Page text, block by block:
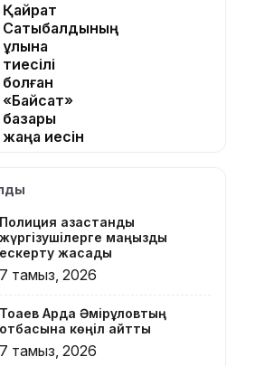
Қайрат
Сатыбалдының
ұлына
тиесілі
болған
«Байсат»
базары
жаңа иесін
Қарағандада
бар жейде
киген
жолаушы
қызу
түсті
Президент
Полиция қазақстандық
жүргізушілерге маңызды
ескерту жасады
7 тамыз, 2026
Тоқаев Ардақ Әмірқұловтың
отбасына көңіл айтты
7 тамыз, 2026